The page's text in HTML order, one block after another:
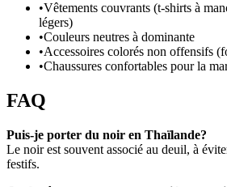
•Vêtements couvrants (t-shirts à
légers)
•Couleurs neutres à dominante
•Accessoires colorés non offensifs
•Chaussures confortables pour la
FAQ
Puis-je porter du noir en Thaïlande?
Le noir est souvent associé au deuil, à
festifs.